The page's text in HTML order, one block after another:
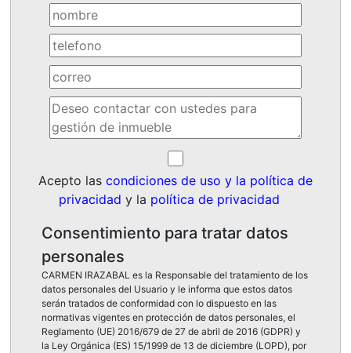
Acepto las condiciones de uso y la política de
privacidad y la política de privacidad
Consentimiento para tratar datos
personales
CARMEN IRAZABAL es la Responsable del tratamiento de los
datos personales del Usuario y le informa que estos datos
serán tratados de conformidad con lo dispuesto en las
normativas vigentes en protección de datos personales, el
Reglamento (UE) 2016/679 de 27 de abril de 2016 (GDPR) y
la Ley Orgánica (ES) 15/1999 de 13 de diciembre (LOPD), por